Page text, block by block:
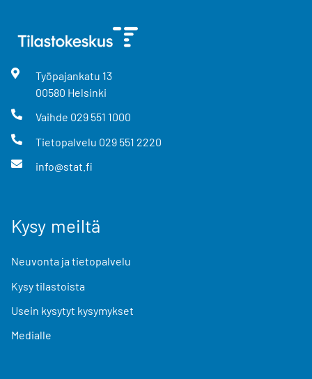
Työpajankatu 13
00580 Helsinki
Vaihde 029 551 1000
Tietopalvelu 029 551 2220
info@stat.fi
Kysy meiltä
Neuvonta ja tietopalvelu
Kysy tilastoista
Usein kysytyt kysymykset
Medialle